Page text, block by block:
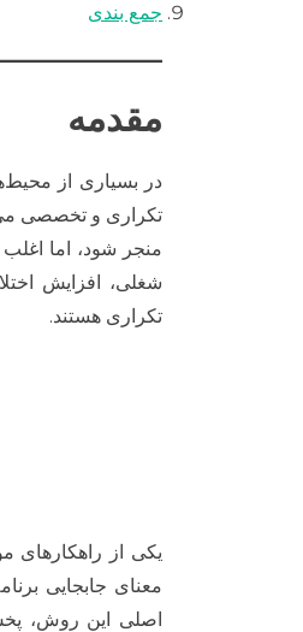
جمع بندی
مقدمه
در بسیاری از
تکراری و تخصصی
منجر شود، اما
تکراری هستند.
یکی از راهکارهای
معنای جابجایی
اصلی این روش،